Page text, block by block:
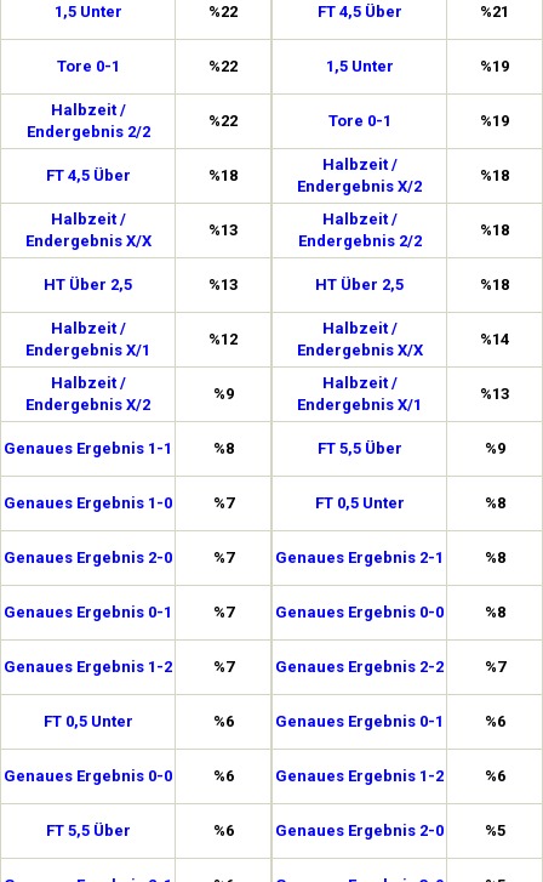
1,5 Unter %22
Tore 0-1 %22
Halbzeit /
Endergebnis 2/2
%22
FT 4,5 Über %18
Halbzeit /
Endergebnis X/X
%13
HT Über 2,5 %13
Halbzeit /
Endergebnis X/1
%12
Halbzeit /
Endergebnis X/2
%9
Genaues Ergebnis 1-1 %8
Genaues Ergebnis 1-0 %7
Genaues Ergebnis 2-0 %7
Genaues Ergebnis 0-1 %7
Genaues Ergebnis 1-2 %7
FT 0,5 Unter %6
Genaues Ergebnis 0-0 %6
FT 5,5 Über %6
FT 4,5 Über %21
1,5 Unter %19
Tore 0-1 %19
Halbzeit /
Endergebnis X/2
%18
Halbzeit /
Endergebnis 2/2
%18
HT Über 2,5 %18
Halbzeit /
Endergebnis X/X
%14
Halbzeit /
Endergebnis X/1
%13
FT 5,5 Über %9
FT 0,5 Unter %8
Genaues Ergebnis 2-1 %8
Genaues Ergebnis 0-0 %8
Genaues Ergebnis 2-2 %7
Genaues Ergebnis 0-1 %6
Genaues Ergebnis 1-2 %6
Genaues Ergebnis 2-0 %5